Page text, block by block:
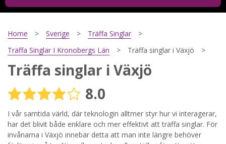
Steg2
Steg3
Din mailadress?
Genom att registrera godkänner jag Villkorenoch
Home Sverige
Träffa Singlar
Träffa Singlar I Kronobergs Län
Träffa singlar i Växjö
Träffa singlar i Växjö
8.0
I vår samtida värld, där teknologin alltmer styr hur vi interagerar,
har det blivit både enklare och mer effektivt att träffa singlar. För
invånarna i Växjö innebär detta att man inte längre behöver